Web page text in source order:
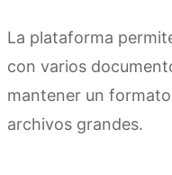
La plataforma
con varios
mantener un
archivos grandes.